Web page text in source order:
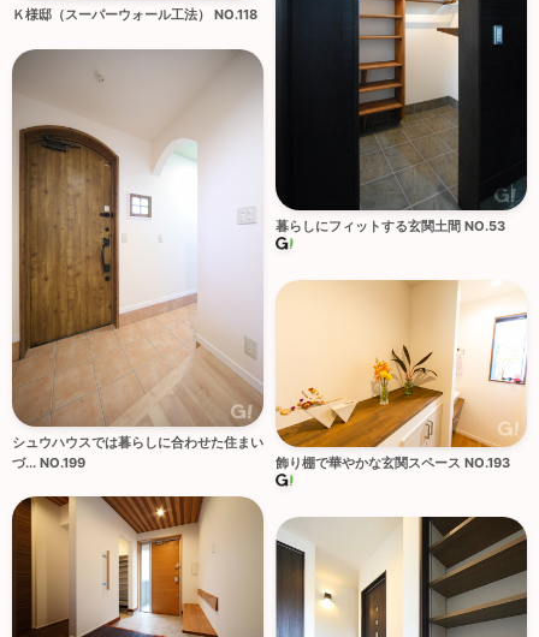
Ｋ様邸（スーパーウォール工法） NO.118
暮らしにフィットする玄関土間 NO.53
シュウハウスでは暮らしに合わせた住まい
づ... NO.199
飾り棚で華やかな玄関スペース NO.193